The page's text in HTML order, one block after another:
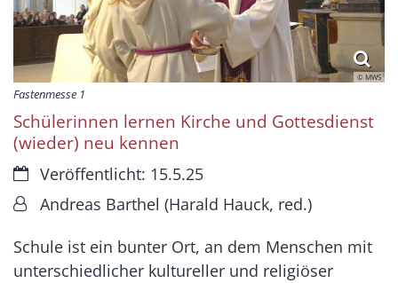
© MWS
Fastenmesse 1
Schülerinnen lernen Kirche und Gottesdienst
(wieder) neu kennen
Datum:Veröffentlicht: 15.5.25
Von:Andreas Barthel (Harald Hauck, red.)
Schule ist ein bunter Ort, an dem Menschen mit
unterschiedlicher kultureller und religiöser